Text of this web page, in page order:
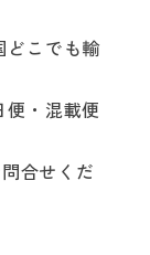
こでも輸
・混載便
合せくだ